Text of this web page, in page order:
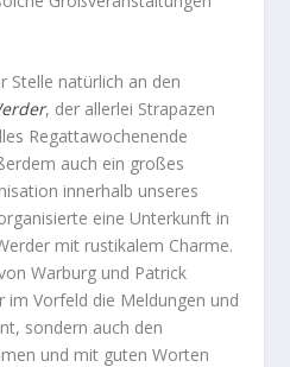
Stelle natürlich an den
, der allerlei Strapazen
Regattawochenende
auch ein großes
innerhalb unseres
eine Unterkunft in
mit rustikalem Charme.
Warburg und Patrick
im Vorfeld die Meldungen und
sondern auch den
und mit guten Worten